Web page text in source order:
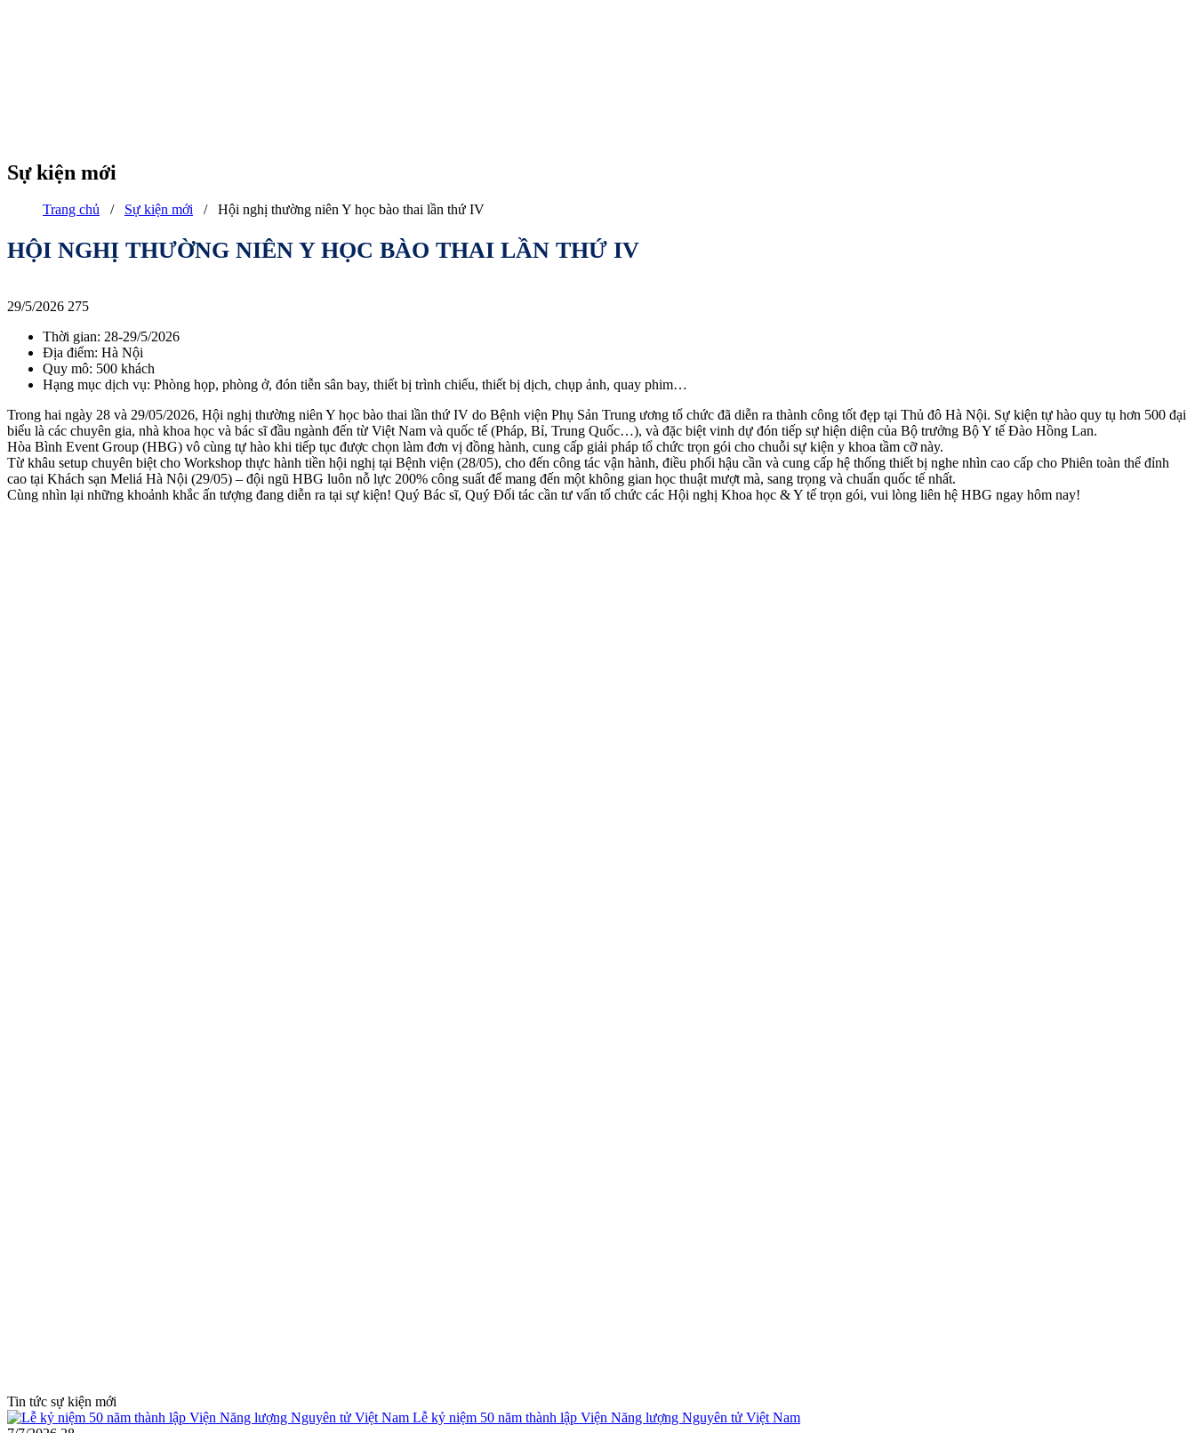
Sự kiện mới
Trang chủ / Sự kiện mới / Hội nghị thường niên Y học bào thai lần thứ IV
HỘI NGHỊ THƯỜNG NIÊN Y HỌC BÀO THAI LẦN THỨ IV
29/5/2026 275
Thời gian: 28-29/5/2026
Địa điểm: Hà Nội
Quy mô: 500 khách
Hạng mục dịch vụ: Phòng họp, phòng ở, đón tiễn sân bay, thiết bị trình chiếu, thiết bị dịch, chụp ảnh, quay phim…
Trong hai ngày 28 và 29/05/2026, Hội nghị thường niên Y học bào thai lần thứ IV do Bệnh viện Phụ Sản Trung ương tổ chức đã diễn ra thành công tốt đẹp tại Thủ đô Hà Nội. Sự kiện tự hào quy tụ hơn 500 đại
biểu là các chuyên gia, nhà khoa học và bác sĩ đầu ngành đến từ Việt Nam và quốc tế (Pháp, Bỉ, Trung Quốc…), và đặc biệt vinh dự đón tiếp sự hiện diện của Bộ trưởng Bộ Y tế Đào Hồng Lan.
Hòa Bình Event Group (HBG) vô cùng tự hào khi tiếp tục được chọn làm đơn vị đồng hành, cung cấp giải pháp tổ chức trọn gói cho chuỗi sự kiện y khoa tầm cỡ này.
Từ khâu setup chuyên biệt cho Workshop thực hành tiền hội nghị tại Bệnh viện (28/05), cho đến công tác vận hành, điều phối hậu cần và cung cấp hệ thống thiết bị nghe nhìn cao cấp cho Phiên toàn thể đỉnh
cao tại Khách sạn Meliá Hà Nội (29/05) – đội ngũ HBG luôn nỗ lực 200% công suất để mang đến một không gian học thuật mượt mà, sang trọng và chuẩn quốc tế nhất.
Cùng nhìn lại những khoảnh khắc ấn tượng đang diễn ra tại sự kiện! Quý Bác sĩ, Quý Đối tác cần tư vấn tổ chức các Hội nghị Khoa học & Y tế trọn gói, vui lòng liên hệ HBG ngay hôm nay!
Tin tức sự kiện mới
Lễ kỷ niệm 50 năm thành lập Viện Năng lượng Nguyên tử Việt Nam